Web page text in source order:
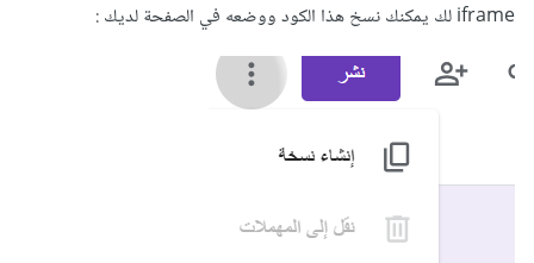
iframe لك يمكنك نسخ هذا الكود ووضعه في الصفحة لديك